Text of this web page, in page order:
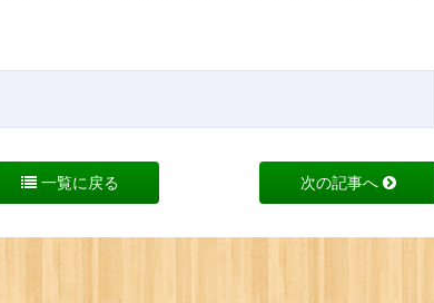
次の記事へ
一覧に戻る